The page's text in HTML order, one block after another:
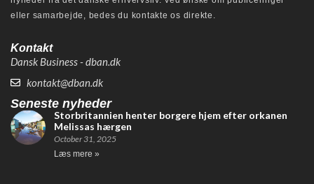
eller samarbejde, bedes du kontakte os direkte.
Kontakt
Dansk Business - dban.dk
kontakt@dban.dk
Seneste nyheder
Storbritannien henter borgere hjem efter orkanen
Melissas hærgen
October 31, 2025
Læs mere »